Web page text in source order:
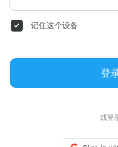
记住这个设备
登
或登